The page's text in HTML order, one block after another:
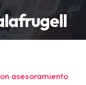
asesoramiento